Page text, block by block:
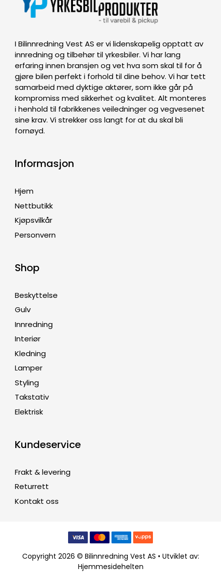
I Bilinnredning Vest AS er vi lidenskapelig opptatt av
innredning og tilbehør til yrkesbiler. Vi har lang
erfaring innen bransjen og vet hva som skal til for å
gjøre bilen perfekt i forhold til dine behov. Vi har tett
samarbeid med dyktige aktører, som ikke går på
kompromiss med sikkerhet og kvalitet. Alt monteres
i henhold til fabrikkenes veiledninger og vegvesenet
sine krav. Vi strekker oss langt for at du skal bli
fornøyd.
Informasjon
Hjem
Nettbutikk
Kjøpsvilkår
Personvern
Shop
Beskyttelse
Gulv
Innredning
Interiør
Kledning
Lamper
Styling
Takstativ
Elektrisk
Kundeservice
Frakt & levering
Returrett
Kontakt oss
Copyright 2026 © Bilinnredning Vest AS • Utviklet av:
Hjemmesidehelten